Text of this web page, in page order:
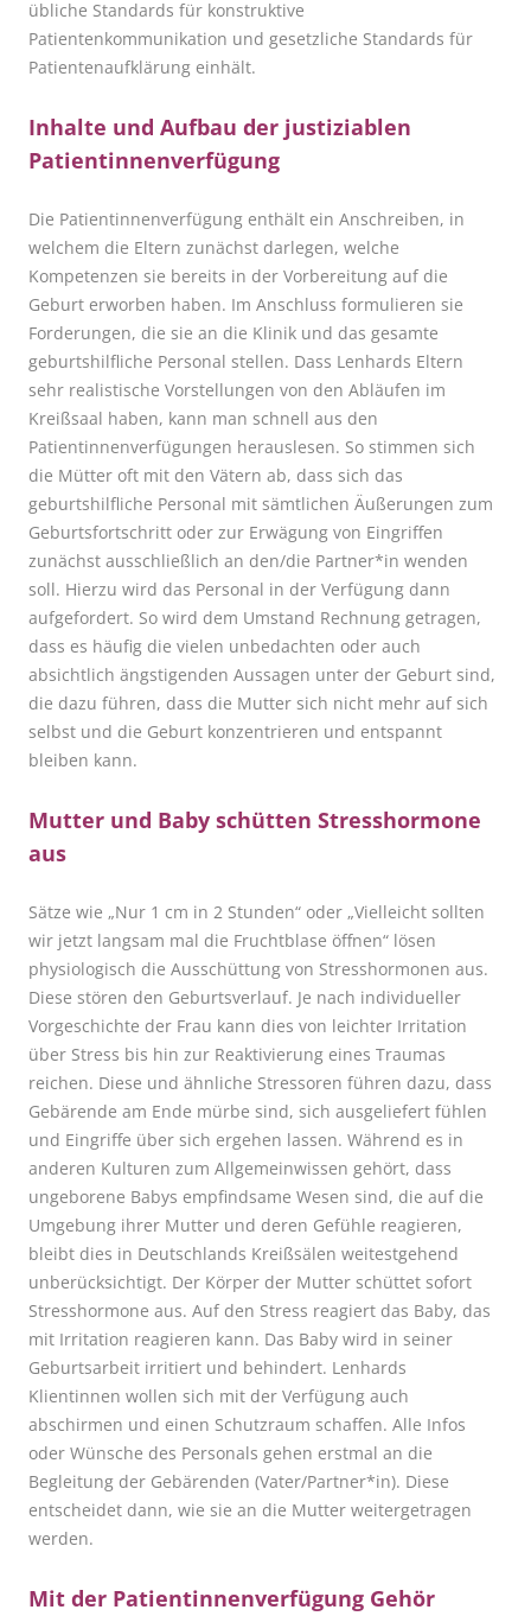
übliche Standards für konstruktive
Patientenkommunikation und gesetzliche Standards für
Patientenaufklärung einhält.
Inhalte und Aufbau der justiziablen
Patientinnenverfügung
Die Patientinnenverfügung enthält ein Anschreiben, in
welchem die Eltern zunächst darlegen, welche
Kompetenzen sie bereits in der Vorbereitung auf die
Geburt erworben haben. Im Anschluss formulieren sie
Forderungen, die sie an die Klinik und das gesamte
geburtshilfliche Personal stellen. Dass Lenhards Eltern
sehr realistische Vorstellungen von den Abläufen im
Kreißsaal haben, kann man schnell aus den
Patientinnenverfügungen herauslesen. So stimmen sich
die Mütter oft mit den Vätern ab, dass sich das
geburtshilfliche Personal mit sämtlichen Äußerungen zum
Geburtsfortschritt oder zur Erwägung von Eingriffen
zunächst ausschließlich an den/die Partner*in wenden
soll. Hierzu wird das Personal in der Verfügung dann
aufgefordert. So wird dem Umstand Rechnung getragen,
dass es häufig die vielen unbedachten oder auch
absichtlich ängstigenden Aussagen unter der Geburt sind,
die dazu führen, dass die Mutter sich nicht mehr auf sich
selbst und die Geburt konzentrieren und entspannt
bleiben kann.
Mutter und Baby schütten Stresshormone
aus
Sätze wie „Nur 1 cm in 2 Stunden“ oder „Vielleicht sollten
wir jetzt langsam mal die Fruchtblase öffnen“ lösen
physiologisch die Ausschüttung von Stresshormonen aus.
Diese stören den Geburtsverlauf. Je nach individueller
Vorgeschichte der Frau kann dies von leichter Irritation
über Stress bis hin zur Reaktivierung eines Traumas
reichen. Diese und ähnliche Stressoren führen dazu, dass
Gebärende am Ende mürbe sind, sich ausgeliefert fühlen
und Eingriffe über sich ergehen lassen. Während es in
anderen Kulturen zum Allgemeinwissen gehört, dass
ungeborene Babys empfindsame Wesen sind, die auf die
Umgebung ihrer Mutter und deren Gefühle reagieren,
bleibt dies in Deutschlands Kreißsälen weitestgehend
unberücksichtigt. Der Körper der Mutter schüttet sofort
Stresshormone aus. Auf den Stress reagiert das Baby, das
mit Irritation reagieren kann. Das Baby wird in seiner
Geburtsarbeit irritiert und behindert. Lenhards
Klientinnen wollen sich mit der Verfügung auch
abschirmen und einen Schutzraum schaffen. Alle Infos
oder Wünsche des Personals gehen erstmal an die
Begleitung der Gebärenden (Vater/Partner*in). Diese
entscheidet dann, wie sie an die Mutter weitergetragen
werden.
Mit der Patientinnenverfügung Gehör